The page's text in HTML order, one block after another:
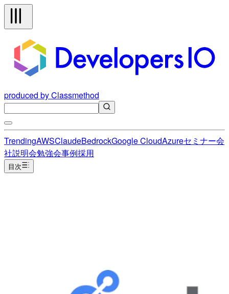
produced by Classmethod
TrendingAWSClaudeBedrockGoogle CloudAzureセミナー会
社説明会勉強会事例採用
目次